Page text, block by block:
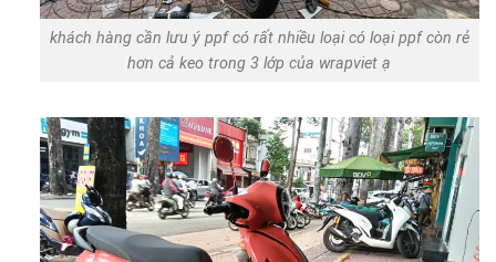
khách hàng cần lưu ý ppf có rất nhiều loại có loại ppf còn rẻ
hơn cả keo trong 3 lớp của wrapviet ạ